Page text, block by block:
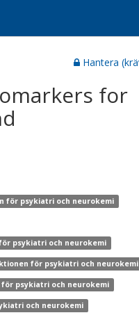
Hantera
for
för psykiatri och neurokemi
psykiatri och neurokemi
för psykiatri och neurokemi
psykiatri och neurokemi
och neurokemi